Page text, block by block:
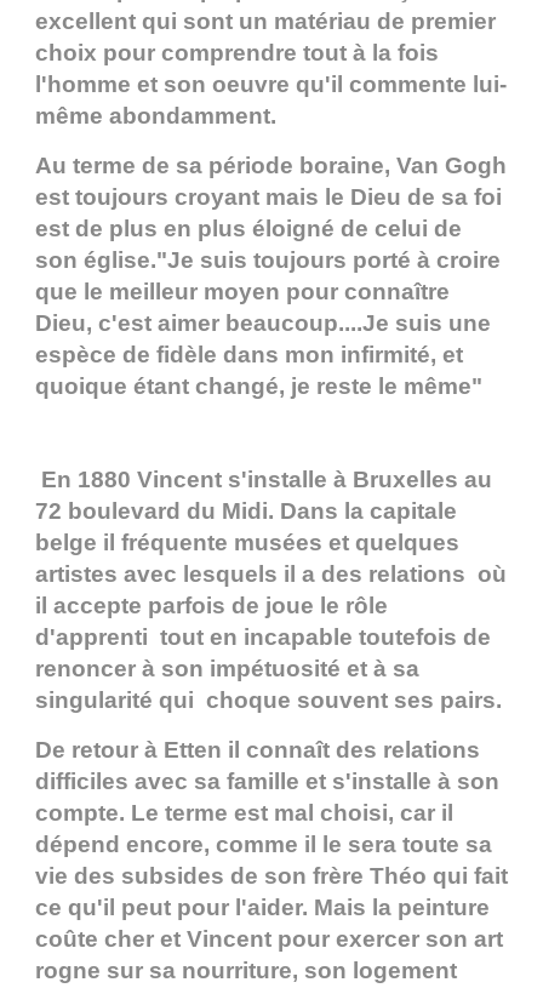
excellent qui sont un matériau de premier
choix pour comprendre tout à la fois
l'homme et son oeuvre qu'il commente lui-
même abondamment.
Au terme de sa période boraine, Van Gogh
est toujours croyant mais le Dieu de sa foi
est de plus en plus éloigné de celui de
son église."Je suis toujours porté à croire
que le meilleur moyen pour connaître
Dieu, c'est aimer beaucoup....Je suis une
espèce de fidèle dans mon infirmité, et
quoique étant changé, je reste le même"
En 1880 Vincent s'installe à Bruxelles au
72 boulevard du Midi. Dans la capitale
belge il fréquente musées et quelques
artistes avec lesquels il a des relations où
il accepte parfois de joue le rôle
d'apprenti tout en incapable toutefois de
renoncer à son impétuosité et à sa
singularité qui choque souvent ses pairs.
De retour à Etten il connaît des relations
difficiles avec sa famille et s'installe à son
compte. Le terme est mal choisi, car il
dépend encore, comme il le sera toute sa
vie des subsides de son frère Théo qui fait
ce qu'il peut pour l'aider. Mais la peinture
coûte cher et Vincent pour exercer son art
rogne sur sa nourriture, son logement